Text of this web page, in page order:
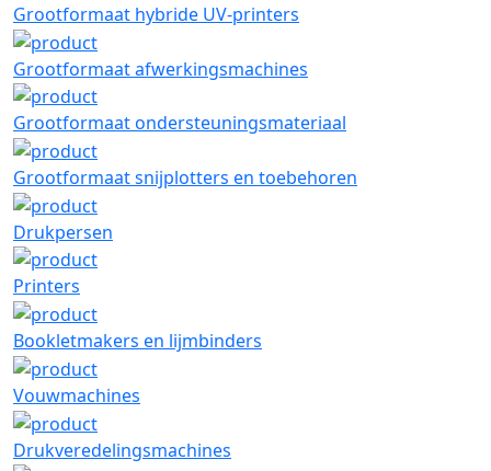
Grootformaat hybride UV-printers
Grootformaat afwerkingsmachines
Grootformaat ondersteuningsmateriaal
Grootformaat snijplotters en toebehoren
Drukpersen
Printers
Bookletmakers en lijmbinders
Vouwmachines
Drukveredelingsmachines